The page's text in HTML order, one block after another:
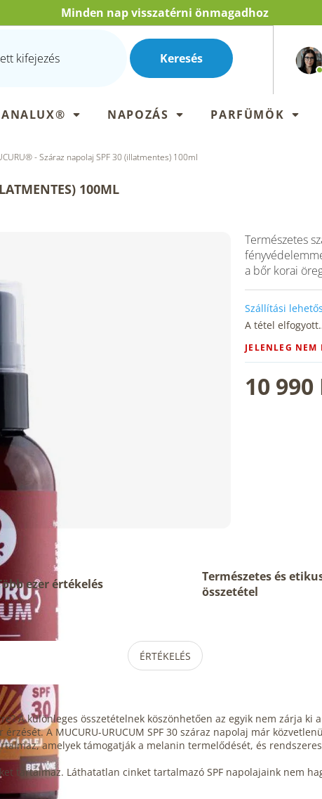
Minden nap visszatérni önmagadhoz
Keresés
NAPOZÁS PARFÜMÖK
- Száraz napolaj SPF 30 (illatmentes) 100ml
100ML
10 990
JELENLEG NEM
Szállítási
A tétel
Természetes
a bőr korai
ezer értékelés
Természetes és
összetétel
ÉRTÉKELÉS
A különleges összetételnek köszönhetően az egyik nem zárja ki
érzését. A MUCURU-URUCUM SPF 30 száraz napolaj már
amelyek támogatják a melanin termelődését, és
tartalmaz. Láthatatlan cinket tartalmazó SPF napolajaink nem